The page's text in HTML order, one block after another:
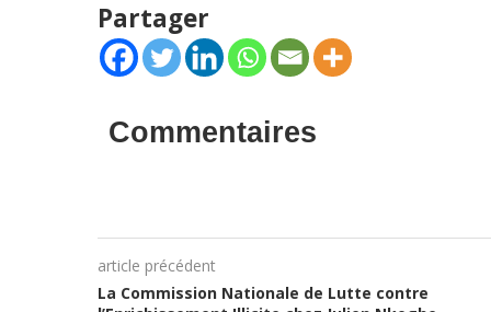
Partager
Commentaires
article précédent
La Commission Nationale de Lutte contre